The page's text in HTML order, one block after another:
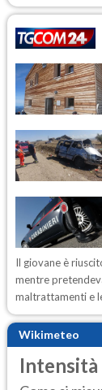
Il giovane è
mentre
maltrattamenti e
Wikimeteo
Intensità